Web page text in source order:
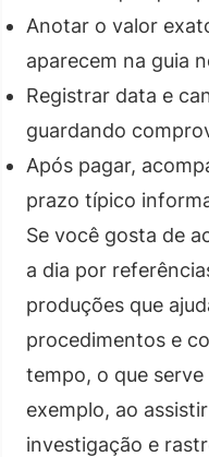
Anotar o valor
aparecem na guia
Registrar data e
guardando
Após pagar,
prazo típico
Se você gosta de
a dia por
produções que
procedimentos e
tempo, o que
exemplo, ao
investigação e